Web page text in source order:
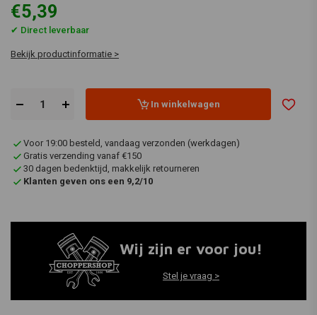
€5,39
✔ Direct leverbaar
Bekijk productinformatie >
In winkelwagen
Voor 19:00 besteld, vandaag verzonden (werkdagen)
Gratis verzending vanaf €150
30 dagen bedenktijd, makkelijk retourneren
Klanten geven ons een 9,2/10
Wij zijn er voor jou!
Stel je vraag >